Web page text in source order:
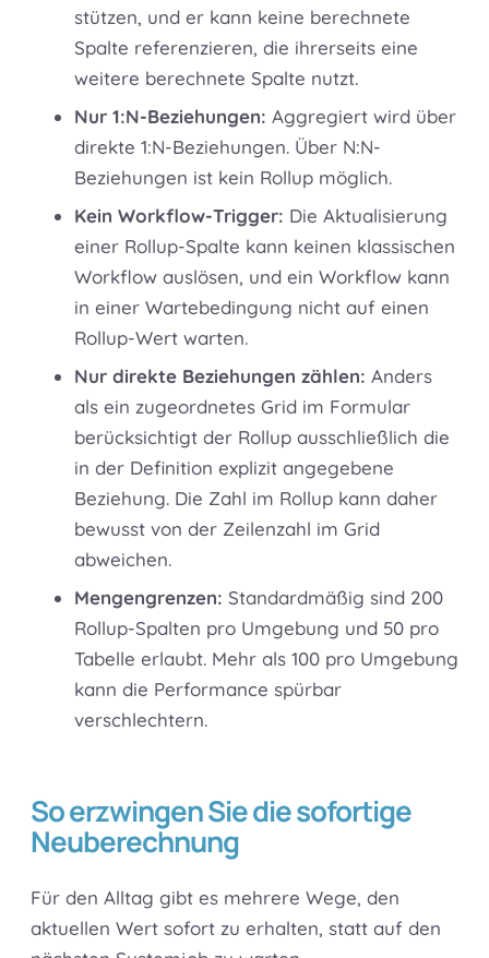
stützen, und er kann keine berechnete
Spalte referenzieren, die ihrerseits eine
weitere berechnete Spalte nutzt.
Nur 1:N-Beziehungen: Aggregiert wird über
direkte 1:N-Beziehungen. Über N:N-
Beziehungen ist kein Rollup möglich.
Kein Workflow-Trigger: Die Aktualisierung
einer Rollup-Spalte kann keinen klassischen
Workflow auslösen, und ein Workflow kann
in einer Wartebedingung nicht auf einen
Rollup-Wert warten.
Nur direkte Beziehungen zählen: Anders
als ein zugeordnetes Grid im Formular
berücksichtigt der Rollup ausschließlich die
in der Definition explizit angegebene
Beziehung. Die Zahl im Rollup kann daher
bewusst von der Zeilenzahl im Grid
abweichen.
Mengengrenzen: Standardmäßig sind 200
Rollup-Spalten pro Umgebung und 50 pro
Tabelle erlaubt. Mehr als 100 pro Umgebung
kann die Performance spürbar
verschlechtern.
So erzwingen Sie die sofortige
Neuberechnung
Für den Alltag gibt es mehrere Wege, den
aktuellen Wert sofort zu erhalten, statt auf den